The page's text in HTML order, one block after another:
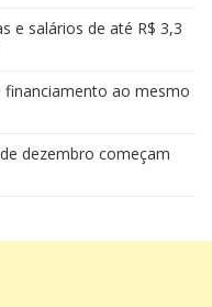
e salários de até R$ 3,3
financiamento ao mesmo
dezembro começam